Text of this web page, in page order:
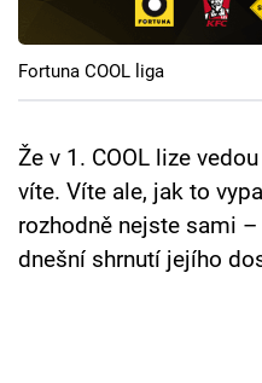
Cool Esport
Pořady
TV Program
Sledujte prima+
Fortuna COOL liga
Že v 1. COOL lize
víte. Víte ale, jak to
rozhodně nejste sami
dnešní shrnutí jejího